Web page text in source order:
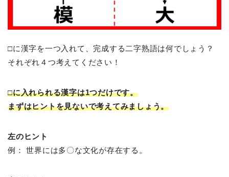
□に漢字を一つ入れて、完成する二字熟語は何でしょう？
それぞれ４つ考えてください！
□に入れられる漢字は1つだけです。
まずはヒントを見ないで考えてみましょう。
左のヒント
例： 世界には多〇な文化が存在する。